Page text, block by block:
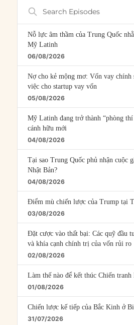
Search
Episodes
Nỗ lực âm thầm của Trung Quốc
Mỹ Latinh
06/08/2026
Nợ cho kẻ mộng mơ: Vốn vay chính
việc cho startup vay vốn
05/08/2026
Mỹ Latinh đang trở thành “phòng thí
cánh hữu mới
04/08/2026
Tại sao Trung Quốc phủ nhận cuộc
Nhật Bản?
04/08/2026
Điểm mù chiến lược của Trump tại
03/08/2026
Đặt cược vào thất bại: Các quỹ đầu
và khía cạnh chính trị của vốn rủi ro
02/08/2026
Làm thế nào để kết thúc Chiến tranh
01/08/2026
Chiến lược kế tiếp của Bắc Kinh ở
31/07/2026